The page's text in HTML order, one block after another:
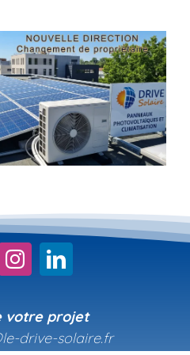
Le drive solaire vous
accompagne en
climatisation et
panneaux solaires
photovoltaïques
votre projet
drive-solaire.fr